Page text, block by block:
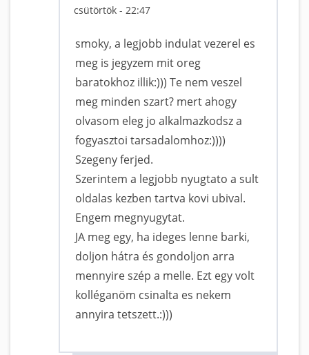
csütörtök - 22:47
smoky, a legjobb indulat vezerel es
meg is jegyzem mit oreg
baratokhoz illik:))) Te nem veszel
meg minden szart? mert ahogy
olvasom eleg jo alkalmazkodsz a
fogyasztoi tarsadalomhoz:))))
Szegeny ferjed.
Szerintem a legjobb nyugtato a sult
oldalas kezben tartva kovi ubival.
Engem megnyugytat.
JA meg egy, ha ideges lenne barki,
doljon hátra és gondoljon arra
mennyire szép a melle. Ezt egy volt
kolléganöm csinalta es nekem
annyira tetszett.:)))